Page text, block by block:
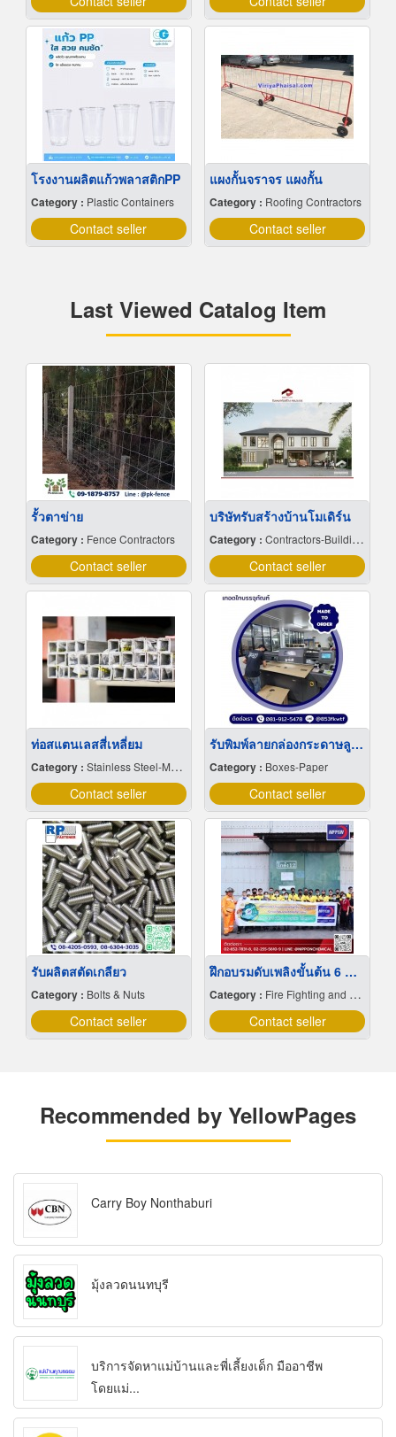
โรงงานผลิตแก้วพลาสติกPP
Category : Plastic Containers
Contact seller
แผงกั้นจราจร แผงกั้น
Category : Roofing Contractors
Contact seller
Last Viewed Catalog Item
รั้วตาข่าย
Category : Fence Contractors
Contact seller
บริษัทรับสร้างบ้านโมเดิร์น
Category : Contractors-Building, General
Contact seller
ท่อสแตนเลสสี่เหลี่ยม
Category : Stainless Steel-Manufacture & Distributions
Contact seller
รับพิมพ์ลายกล่องกระดาษลูกฟูก
Category : Boxes-Paper
Contact seller
รับผลิตสตัดเกลียว
Category : Bolts & Nuts
Contact seller
ฝึกอบรมดับเพลิงขั้นต้น 6 ชั่วโมง พร้อมซ้อมอพยพหนีไฟ
Category : Fire Fighting and Evacuation Fire Drill Training
Contact seller
Recommended by YellowPages
Carry Boy Nonthaburi
มุ้งลวดนนทบุรี
บริการจัดหาแม่บ้านและพี่เลี้ยงเด็ก มืออาชีพ
โดยแม่...